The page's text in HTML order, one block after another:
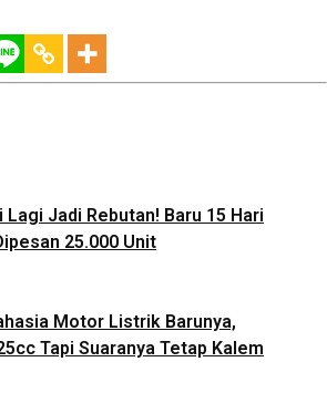
Jadi Rebutan! Baru 15 Hari
25.000 Unit
Motor Listrik Barunya,
Tapi Suaranya Tetap Kalem